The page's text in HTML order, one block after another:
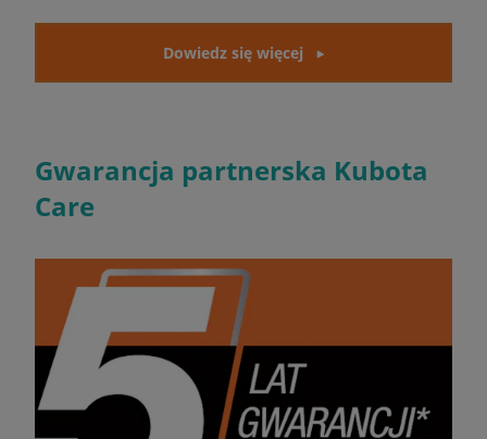
Dowiedz się więcej
Gwarancja partnerska Kubota
Care